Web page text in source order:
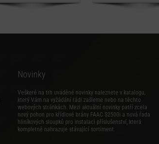
Novinky
Veškeré na trh uváděné novinky naleznete v katalogu,
který Vám na vyžádání rádi zašleme nebo na těchto
webových stránkách. Mezi aktuální novinky patří zcela
nový pohon pro křídlové brány FAAC S2500i a nová řada
hliníkových sloupků pro instalaci příslušenství, která
kompletně nahrazuje stávající sortiment.